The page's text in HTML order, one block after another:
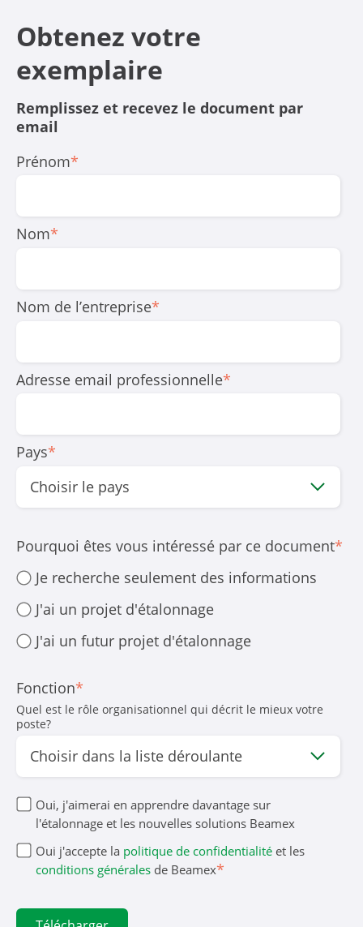
Obtenez votre
exemplaire
Remplissez et recevez le document par
email
Prénom*
Nom*
Nom de l’entreprise*
Adresse email professionnelle*
Pays*
Pourquoi êtes vous intéressé par ce document*
Je recherche seulement des informations
J'ai un projet d'étalonnage
J'ai un futur projet d'étalonnage
Fonction*
Quel est le rôle organisationnel qui décrit le mieux votre
poste?
Oui, j'aimerai en apprendre davantage sur
l'étalonnage et les nouvelles solutions Beamex
Oui j'accepte la politique de confidentialité et les
conditions générales de Beamex*